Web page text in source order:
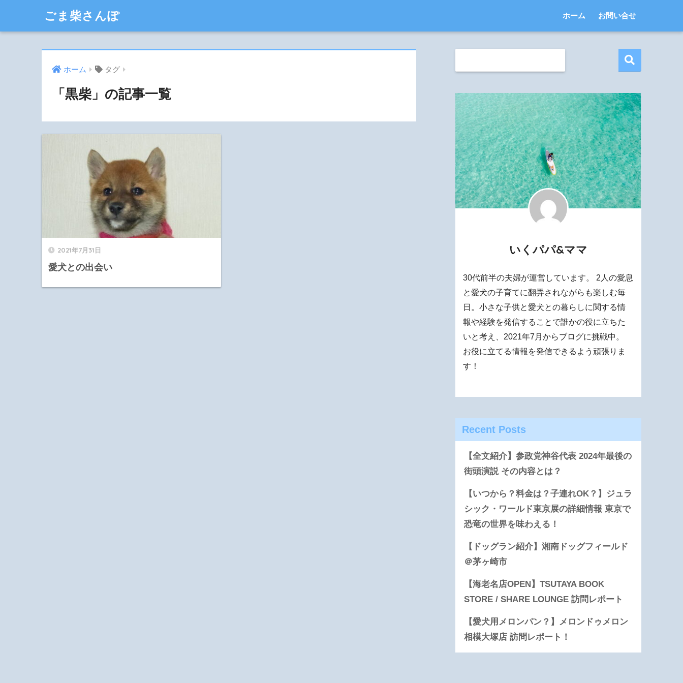
ごま柴さんぽ ホーム お問い合せ
ホーム タグ
「黒柴」の記事一覧
2021年7月31日
愛犬との出会い
いくパパ&ママ
30代前半の夫婦が運営しています。 2人の愛息
と愛犬の子育てに翻弄されながらも楽しむ毎
日。小さな子供と愛犬との暮らしに関する情
報や経験を発信することで誰かの役に立ちた
いと考え、2021年7月からブログに挑戦中。
お役に立てる情報を発信できるよう頑張りま
す！
Recent Posts
【全文紹介】参政党神谷代表 2024年最後の
街頭演説 その内容とは？
【いつから？料金は？子連れOK？】ジュラ
シック・ワールド東京展の詳細情報 東京で
恐竜の世界を味わえる！
【ドッグラン紹介】湘南ドッグフィールド
＠茅ヶ崎市
【海老名店OPEN】TSUTAYA BOOK
STORE / SHARE LOUNGE 訪問レポート
【愛犬用メロンパン？】メロンドゥメロン
相模大塚店 訪問レポート！